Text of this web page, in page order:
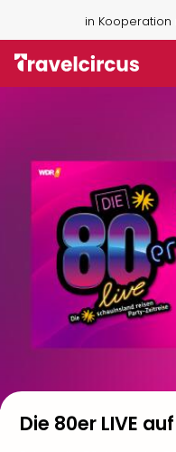
in Kooperation
Die 80er LIVE